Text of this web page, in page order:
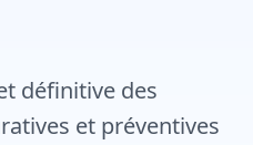
définitive des
et préventives